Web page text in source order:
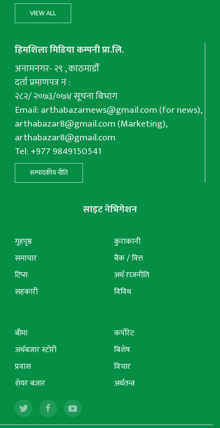
VIEW ALL
हिमशिला मिडिया कम्पनी प्रा.लि.
अनामनगर- २९ , काठमाडौँ
दर्ता प्रमाणपत्र नं :
२८२/ २०७३/०७४ सूचना बिभाग
Email:arthabazarnews@gmail.com(for news),
arthabazar8@gmail.com(Marketing),
arthabazar8@gmail.com
Tel: +977 9849150541
सम्पादकीय नीति
साइट नेभिगेशन
गृहपृष्ठ
समाचार
टिप्स
सहकारी
कुराकानी
बैंक / वित्त
अर्थ राजनीति
विविध
बीमा
अर्थबजार स्टोरी
प्रवास
शेयर बजार
कर्पोरेट
बिशेष
विचार
अर्थतन्त्र